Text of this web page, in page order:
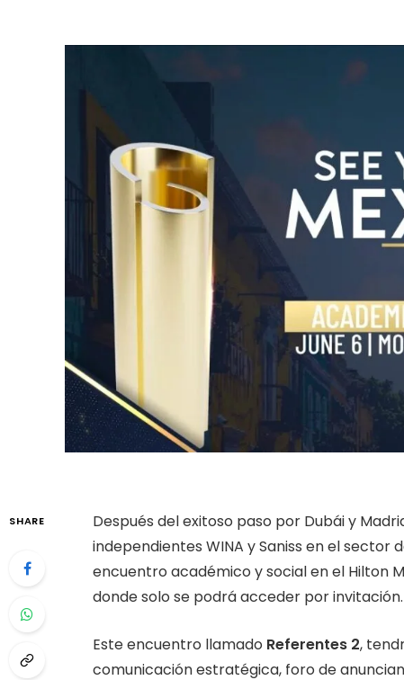
SHARE
Después del exitoso paso por Dubái y
independientes WINA y Saniss en el
encuentro académico y social en el Hilton
donde solo se podrá acceder por invitación.
Este encuentro llamado Referentes 2,
comunicación estratégica, foro de